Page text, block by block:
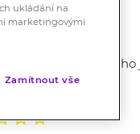
a granátového
ukládání na
marketingovými
Zamítnout vše